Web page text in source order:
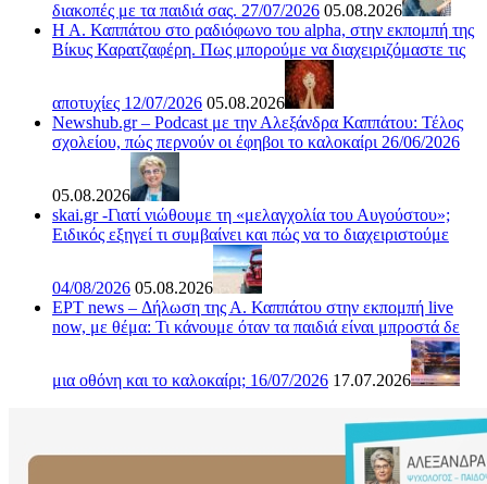
διακοπές με τα παιδιά σας. 27/07/2026 05.08.2026
Η Α. Καππάτου στο ραδιόφωνο του alpha, στην εκπομπή της
Βίκυς Καρατζαφέρη. Πως μπορούμε να διαχειριζόμαστε τις
αποτυχίες 12/07/2026 05.08.2026
Newshub.gr – Podcast με την Αλεξάνδρα Καππάτου: Τέλος
σχολείου, πώς περνούν οι έφηβοι το καλοκαίρι 26/06/2026
05.08.2026
skai.gr -Γιατί νιώθουμε τη «μελαγχολία του Αυγούστου»;
Ειδικός εξηγεί τι συμβαίνει και πώς να το διαχειριστούμε
04/08/2026 05.08.2026
ΕΡΤ news – Δήλωση της Α. Καππάτου στην εκπομπή live
now, με θέμα: Τι κάνουμε όταν τα παιδιά είναι μπροστά δε
μια οθόνη και το καλοκαίρι; 16/07/2026 17.07.2026